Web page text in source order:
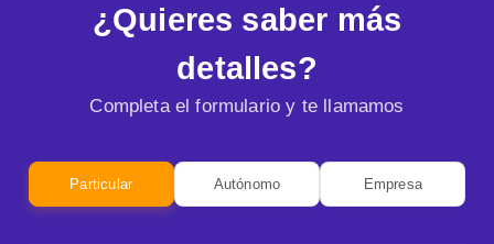
¿Quieres saber más
detalles?
Completa el formulario y te llamamos
Particular Autónomo Empresa